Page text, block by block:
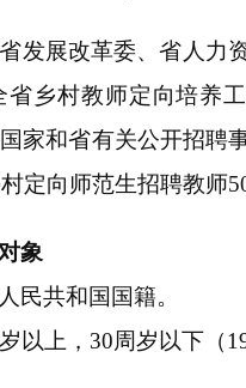
发展改革委、省人力
乡村教师定向培养
家和省有关公开招聘
村定向师范生招聘教师5
象
民共和国国籍。
以上，30周岁以下（